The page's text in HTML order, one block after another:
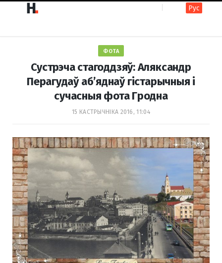
c
o
s
g
r
Рус
ФОТА
Сустрэча стагоддзяў: Аляксандр
Перагудаў аб’яднаў гістарычныя і
сучасныя фота Гродна
15 КАСТРЫЧНІКА 2016, 11:04